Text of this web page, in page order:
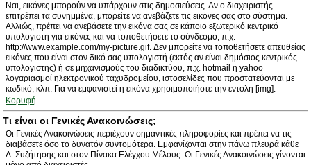
Ναι, εικόνες μπορούν να υπάρχουν στις δημοσιεύσεις. Αν ο διαχειριστής
επιτρέπει τα συνημμένα, μπορείτε να ανεβάζετε τις εικόνες σας στο σύστημα.
Αλλιώς, πρέπει να ανεβάσετε την εικόνα σας σε κάποιο εξωτερικό κεντρικό
υπολογιστή για εικόνες και να τοποθετήσετε το σύνδεσμο, π.χ.
http://www.example.com/my-picture.gif. Δεν μπορείτε να τοποθετήσετε απευθείας
εικόνες που είναι στον δικό σας υπολογιστή (εκτός αν είναι δημόσιος κεντρικός
υπολογιστής) ή σε μηχανισμούς του διαδικτύου, π.χ. hotmail ή yahoo
λογαριασμοί ηλεκτρονικού ταχυδρομείου, ιστοσελίδες που προστατεύονται με
κωδικό, κλπ. Για να εμφανιστεί η εικόνα χρησιμοποιήστε την εντολή [img].
Κορυφή
Τι είναι οι Γενικές Ανακοινώσεις;
Οι Γενικές Ανακοινώσεις περιέχουν σημαντικές πληροφορίες και πρέπει να τις
διαβάσετε όσο το δυνατόν συντομότερα. Εμφανίζονται στην πάνω πλευρά κάθε
Δ. Συζήτησης και στον Πίνακα Ελέγχου Μέλους. Οι Γενικές Ανακοινώσεις γίνονται